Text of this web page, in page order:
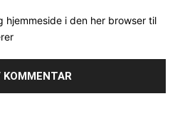
hjemmeside i den her browser til